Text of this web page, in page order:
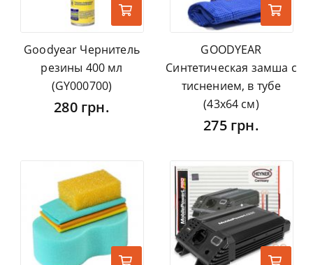
Goodyear Чернитель
резины 400 мл
(GY000700)
280 грн.
GOODYEAR
Синтетическая замша с
тиснением, в тубе
(43x64 см)
275 грн.